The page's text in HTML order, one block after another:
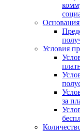
Основания
Условия
за